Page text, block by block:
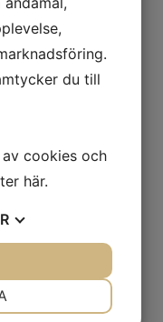
förväntningar
på systematiskt
du till
cookies och
här.